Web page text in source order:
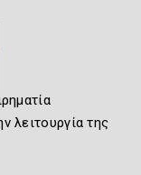
λειτουργία της